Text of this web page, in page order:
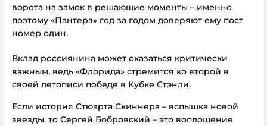
ворота на замок в решающие моменты – именно
поэтому «Пантерз» год за годом доверяют ему пост
номер один.
Вклад россиянина может оказаться критически
важным, ведь «Флорида» стремится ко второй в
своей летописи победе в Кубке Стэнли.
Если история Стюарта Скиннера – вспышка новой
звезды, то Сергей Бобровский – это воплощение